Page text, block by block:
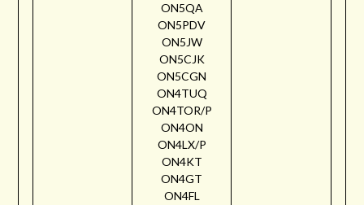
ON5QA
ON5PDV
ON5JW
ON5CJK
ON5CGN
ON4TUQ
ON4TOR/P
ON4ON
ON4LX/P
ON4KT
ON4GT
ON4FL